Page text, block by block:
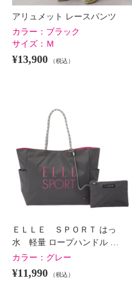
アリュメット レースパンツ
カラー： ブラック
サイズ： Ｍ
¥13,900 （税込）
ＥＬＬＥ ＳＰＯＲＴ はっ
水 軽量 ロープハンドル …
カラー： グレー
¥11,990 （税込）